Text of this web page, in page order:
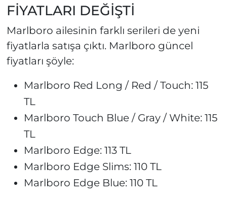
FİYATLARI DEĞİŞTİ
Marlboro ailesinin farklı serileri de yeni
fiyatlarla satışa çıktı. Marlboro güncel
fiyatları şöyle:
Marlboro Red Long / Red / Touch: 115
TL
Marlboro Touch Blue / Gray / White: 115
TL
Marlboro Edge: 113 TL
Marlboro Edge Slims: 110 TL
Marlboro Edge Blue: 110 TL